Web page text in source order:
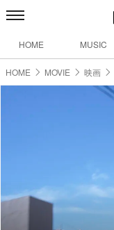
HOME MUSIC
HOME MOVIE 映画